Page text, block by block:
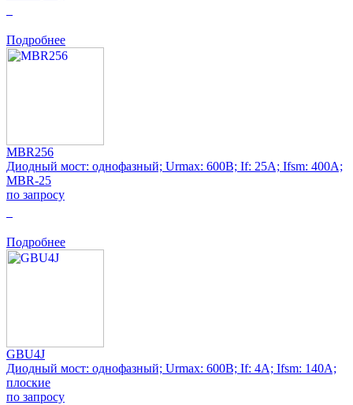
Подробнее
MBR256
Диодный мост: однофазный; Urmax: 600В; If: 25А; Ifsm: 400А;
MBR-25
по запросу
Подробнее
GBU4J
Диодный мост: однофазный; Urmax: 600В; If: 4А; Ifsm: 140А;
плоские
по запросу